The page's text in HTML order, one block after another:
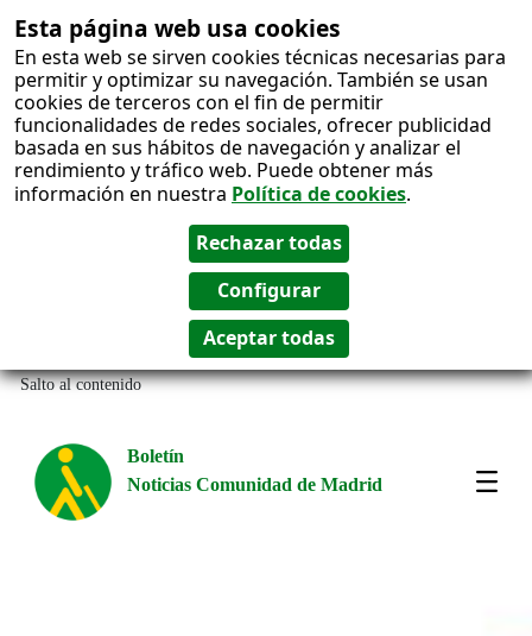
Esta página web usa cookies
En esta web se sirven cookies técnicas necesarias para
permitir y optimizar su navegación. También se usan
cookies de terceros con el fin de permitir
funcionalidades de redes sociales, ofrecer publicidad
basada en sus hábitos de navegación y analizar el
rendimiento y tráfico web. Puede obtener más
información en nuestra Política de cookies.
Salto al contenido
Boletín
Noticias Comunidad de Madrid